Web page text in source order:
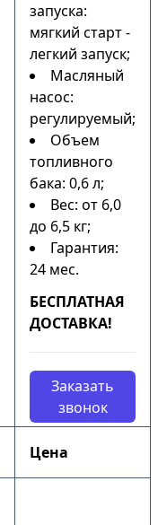
запуска:
мягкий старт -
легкий запуск;
Масляный
насос:
регулируемый;
Объем
топливного
бака: 0,6 л;
Вес: от 6,0
до 6,5 кг;
Гарантия:
24 мес.
БЕСПЛАТНАЯ
ДОСТАВКА!
Заказать
звонок
Цена